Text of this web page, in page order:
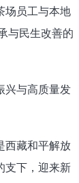
场员工与本地
与民生改善的
兴与高质量发
西藏和平解放
支下，迎来新